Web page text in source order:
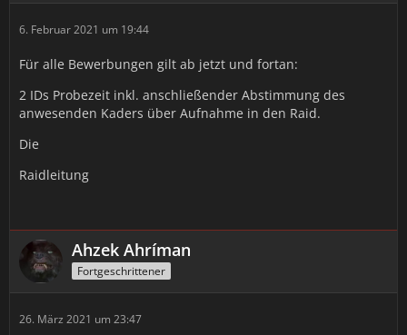
6. Februar 2021 um 19:44
Für alle Bewerbungen gilt ab jetzt und fortan:
2 IDs Probezeit inkl. anschließender Abstimmung des
anwesenden Kaders über Aufnahme in den Raid.
Die
Raidleitung
Ahzek Ahríman
Fortgeschrittener
26. März 2021 um 23:47